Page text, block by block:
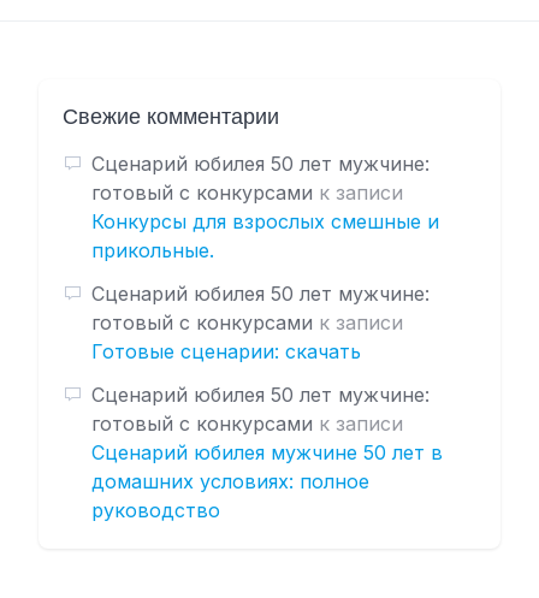
Свежие комментарии
Сценарий юбилея 50 лет мужчине:
готовый с конкурсами к записи
Конкурсы для взрослых смешные и
прикольные.
Сценарий юбилея 50 лет мужчине:
готовый с конкурсами к записи
Готовые сценарии: скачать
Сценарий юбилея 50 лет мужчине:
готовый с конкурсами к записи
Сценарий юбилея мужчине 50 лет в
домашних условиях: полное
руководство